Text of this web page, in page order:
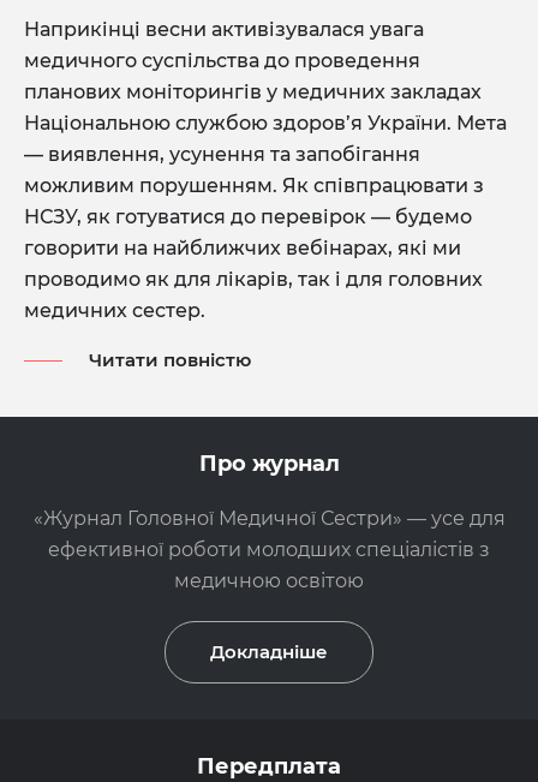
Наприкінці весни активізувалася увага
медичного суспільства до проведення
планових моніторингів у медичних закладах
Національною службою здоров’я України. Мета
— виявлення, усунення та запобігання
можливим порушенням. Як співпрацювати з
НСЗУ, як готуватися до перевірок — будемо
говорити на найближчих вебінарах, які ми
проводимо як для лікарів, так і для головних
медичних сестер.
Читати повністю
Про журнал
«Журнал Головної Медичної Сестри» — усе для
ефективної роботи молодших спеціалістів з
медичною освітою
Докладніше
Передплата